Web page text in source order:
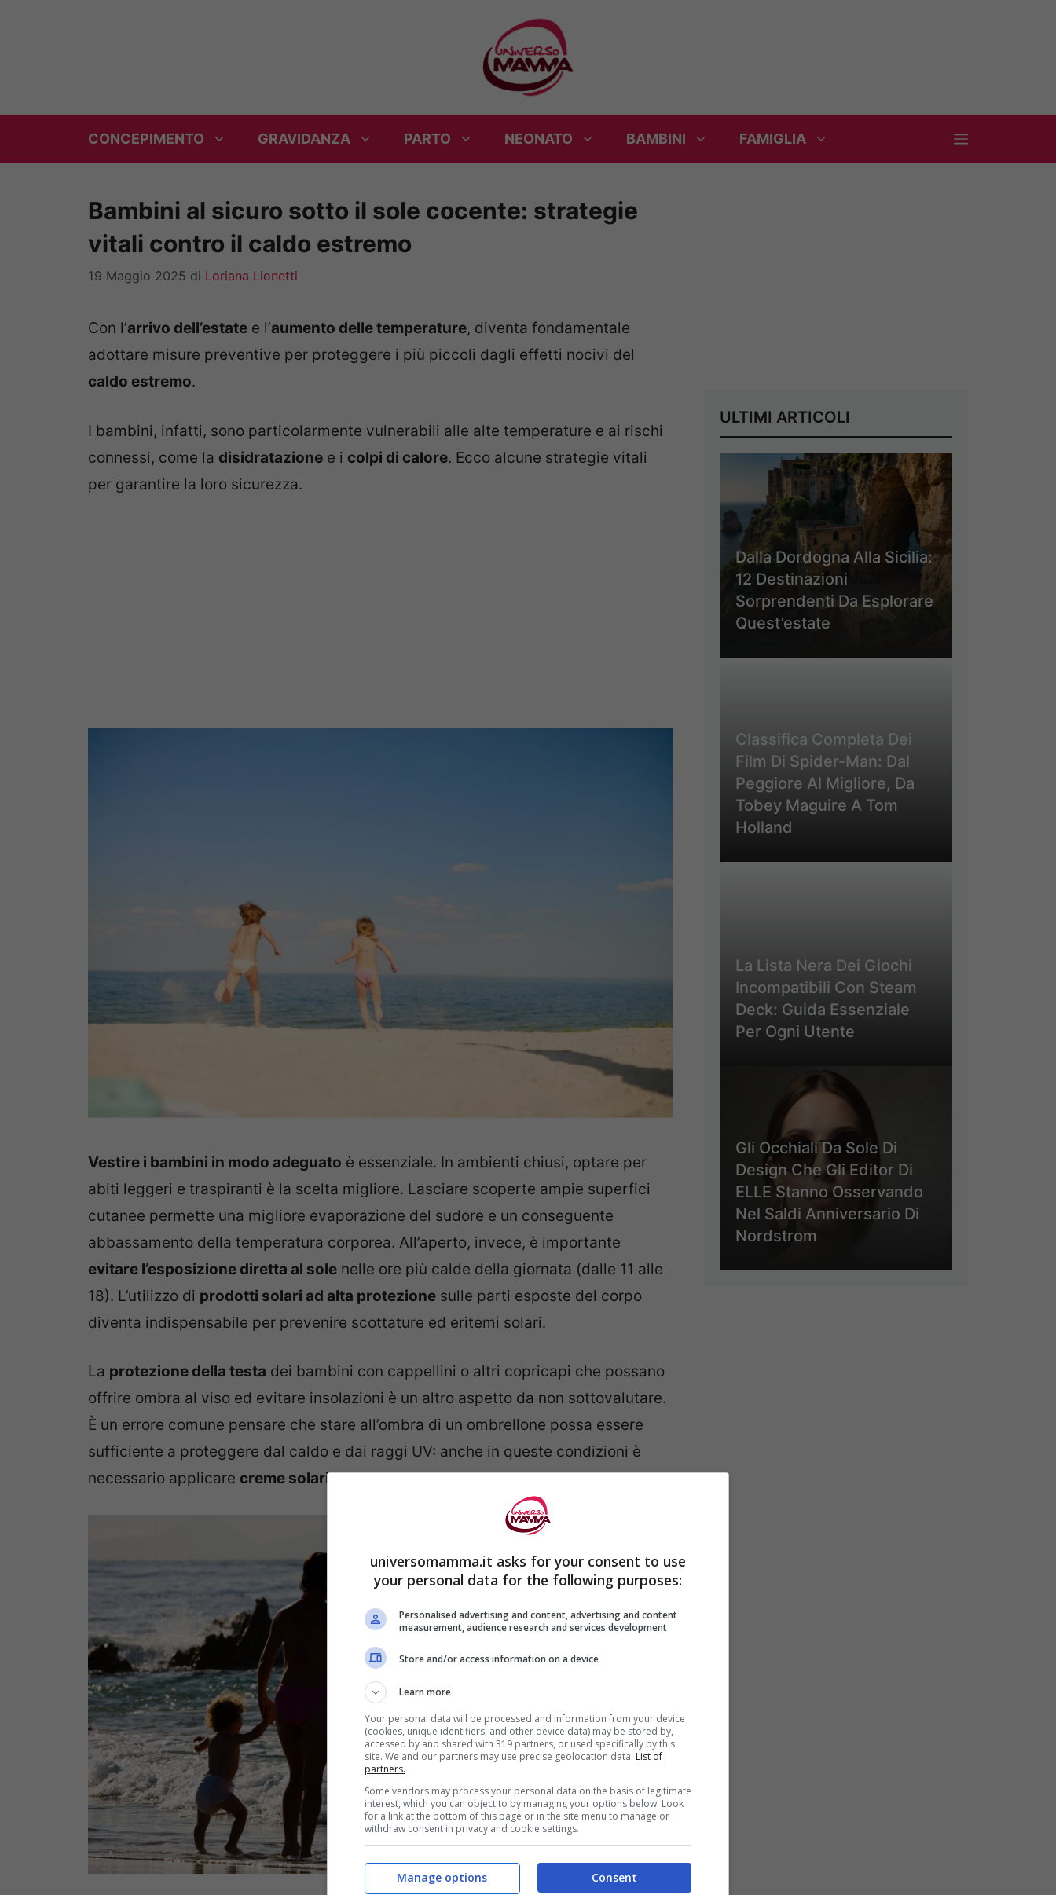
CONCEPIMENTO GRAVIDANZA PARTO NEONATO BAMBINI FAMIGLIA
Bambini al sicuro sotto il sole cocente: strategie
vitali contro il caldo estremo
19 Maggio 2025 di Loriana Lionetti
Con l’arrivo dell’estate e l’aumento delle temperature, diventa fondamentale
adottare misure preventive per proteggere i più piccoli dagli effetti nocivi del
caldo estremo.
I bambini, infatti, sono particolarmente vulnerabili alle alte temperature e ai rischi
connessi, come la disidratazione e i colpi di calore. Ecco alcune strategie vitali
per garantire la loro sicurezza.
Vestire i bambini in modo adeguato è essenziale. In ambienti chiusi, optare per
abiti leggeri e traspiranti è la scelta migliore. Lasciare scoperte ampie superfici
cutanee permette una migliore evaporazione del sudore e un conseguente
abbassamento della temperatura corporea. All’aperto, invece, è importante
evitare l’esposizione diretta al sole nelle ore più calde della giornata (dalle 11 alle
18). L’utilizzo di prodotti solari ad alta protezione sulle parti esposte del corpo
diventa indispensabile per prevenire scottature ed eritemi solari.
La protezione della testa dei bambini con cappellini o altri copricapi che possano
offrire ombra al viso ed evitare insolazioni è un altro aspetto da non sottovalutare.
È un errore comune pensare che stare all’ombra di un ombrellone possa essere
sufficiente a proteggere dal caldo e dai raggi UV: anche in queste condizioni è
necessario applicare creme solari protettive.
ULTIMI ARTICOLI
Dalla Dordogna Alla Sicilia:
12 Destinazioni
Sorprendenti Da Esplorare
Quest’estate
Classifica Completa Dei
Film Di Spider-Man: Dal
Peggiore Al Migliore, Da
Tobey Maguire A Tom
Holland
La Lista Nera Dei Giochi
Incompatibili Con Steam
Deck: Guida Essenziale
Per Ogni Utente
Gli Occhiali Da Sole Di
Design Che Gli Editor Di
ELLE Stanno Osservando
Nel Saldi Anniversario Di
Nordstrom
universomamma.it asks for your consent to use
your personal data for the following purposes:
Personalised advertising and content, advertising and content
measurement, audience research and services development
Store and/or access information on a device
Learn more
Your personal data will be processed and information from your device
(cookies, unique identifiers, and other device data) may be stored by,
accessed by and shared with 319 partners, or used specifically by this
site. We and our partners may use precise geolocation data. List of
partners.
Some vendors may process your personal data on the basis of legitimate
interest, which you can object to by managing your options below. Look
for a link at the bottom of this page or in the site menu to manage or
withdraw consent in privacy and cookie settings.
Consent
Manage options